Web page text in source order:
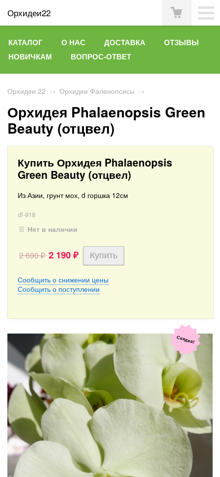
Орхидеи22
КАТАЛОГ О НАС ДОСТАВКА
ОТЗЫВЫ
НОВИЧКАМ
ВОПРОС-ОТВЕТ
Орхидеи 22 → Орхидеи Фаленопсисы →
Орхидея Phalaenopsis Green
Beauty (отцвел)
Купить Орхидея Phalaenopsis
Green Beauty (отцвел)
Из Азии, грунт мох, d горшка 12см
df-918
Нет в наличии
2 690₽ 2 190 ₽
Сообщить о снижении цены
Сообщить о поступлении
Скидка!